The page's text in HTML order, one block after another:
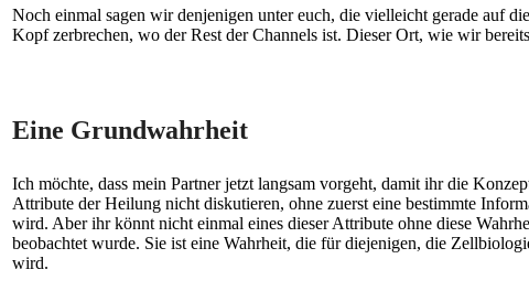
Noch einmal sagen wir denjenigen unter euch, die vielleicht gerade auf
Kopf zerbrechen, wo der Rest der Channels ist. Dieser Ort, wie wir
Eine Grundwahrheit
Ich möchte, dass mein Partner jetzt langsam vorgeht, damit ihr die
Attribute der Heilung nicht diskutieren, ohne zuerst eine bestimmte
wird. Aber ihr könnt nicht einmal eines dieser Attribute ohne diese
beobachtet wurde. Sie ist eine Wahrheit, die für diejenigen, die
wird.